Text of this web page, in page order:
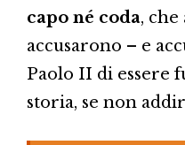
capo né coda,
accusarono – e
Paolo II di essere
storia, se non